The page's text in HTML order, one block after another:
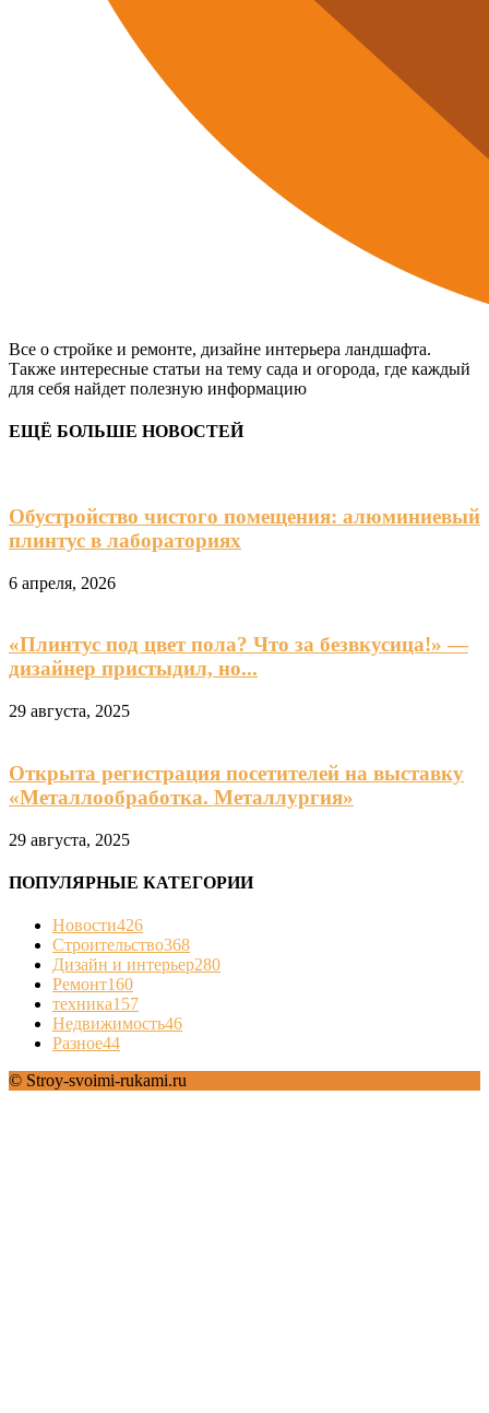
Все о стройке и ремонте, дизайне интерьера ландшафта.
Также интересные статьи на тему сада и огорода, где каждый
для себя найдет полезную информацию
ЕЩЁ БОЛЬШЕ НОВОСТЕЙ
Обустройство чистого помещения: алюминиевый
плинтус в лабораториях
6 апреля, 2026
«Плинтус под цвет пола? Что за безвкусица!» —
дизайнер пристыдил, но...
29 августа, 2025
Открыта регистрация посетителей на выставку
«Металлообработка. Металлургия»
29 августа, 2025
ПОПУЛЯРНЫЕ КАТЕГОРИИ
Новости426
Строительство368
Дизайн и интерьер280
Ремонт160
техника157
Недвижимость46
Разное44
© Stroy-svoimi-rukami.ru